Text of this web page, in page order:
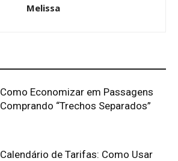
Melissa
Como Economizar em Passagens
Comprando “Trechos Separados”
Calendário de Tarifas: Como Usar